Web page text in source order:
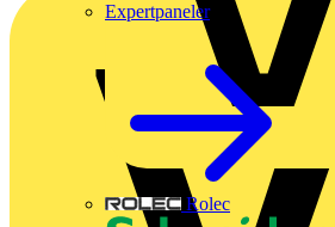
Rolec
Expertpaneler